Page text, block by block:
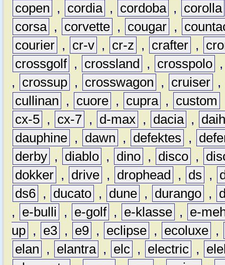
copen
, cordia , cordoba ,
corolla
corsa , corvette , cougar ,
courier , cr-v , cr-z , crafter ,
crossgolf , crossland , crosspolo
,
crossup , crosswagon , cruiser ,
cullinan
, cuore , cupra , custom
cx-5 , cx-7 , d-max , dacia ,
dauphine , dawn , defektes ,
derby , diablo , dino , disco ,
dokker , drive , drophead , ds ,
ds6 , ducato , dune , durango ,
,
e-bulli , e-golf , e-klasse ,
e-
up , e3 , e9 , eclipse , ecoluxe ,
elan
, elantra , elc , electric ,